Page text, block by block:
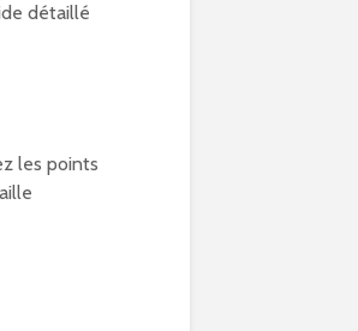
détaillé
les points